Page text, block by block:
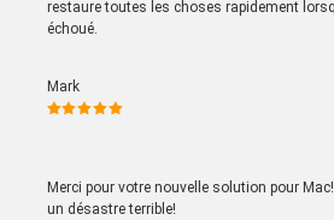
restaure toutes les choses rapidement
échoué.
Mark
Merci pour votre nouvelle solution pour
un désastre terrible!